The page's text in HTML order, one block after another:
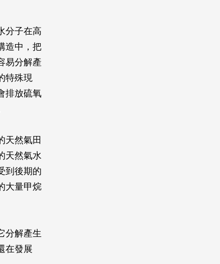
分子在高
造中，把
易分解產
特殊現
排放硫氧
天然氣田
天然氣水
到後期的
大量甲烷
分解產生
在發展